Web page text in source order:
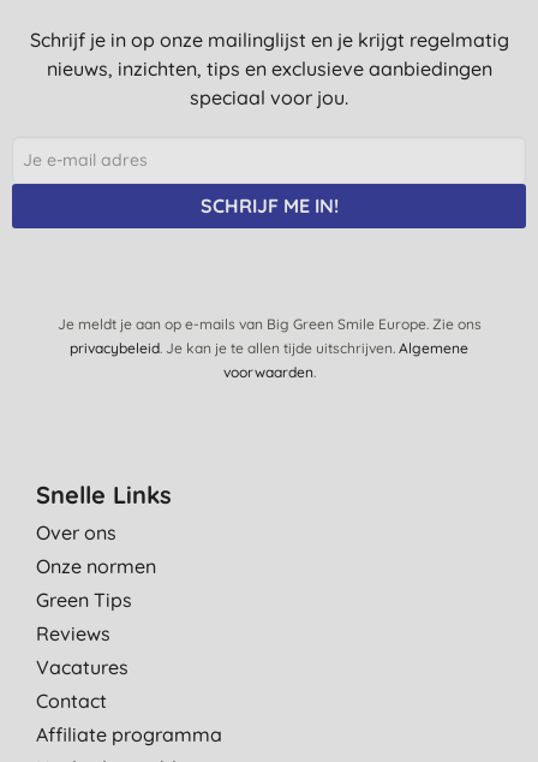
Voelt erg fris aan!
A. V. R., Hombeek
3-4-2021
Lekker smaakje en handig in gebruik!
L. T., Aartselaar
3-2-2021
C., Beuningen
31-1-2021
Zeer frisse smaak
eindelijk af gaan komen van al die tubes. Nog twee in huis em
dacht Manlief nog even mee te helpen die te legen maar wat
Schrijf je in op onze mailinglijst en je krijgt regelmatig
nieuws, inzichten, tips en exclusieve aanbiedingen
speciaal voor jou.
SCHRIJF ME IN!
Je meldt je aan op e-mails van Big Green Smile Europe. Zie ons
privacybeleid. Je kan je te allen tijde uitschrijven. Algemene
voorwaarden.
Snelle Links
Over ons
Onze normen
Green Tips
Reviews
Vacatures
Contact
Affiliate programma